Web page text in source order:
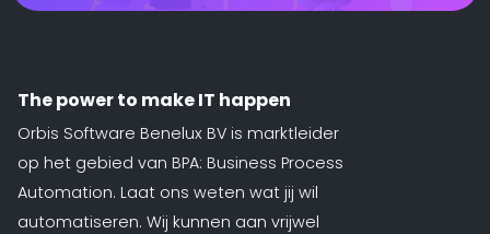
The power to make IT happen
Orbis Software Benelux BV is marktleider
op het gebied van BPA: Business Process
Automation. Laat ons weten wat jij wil
automatiseren. Wij kunnen aan vrijwel